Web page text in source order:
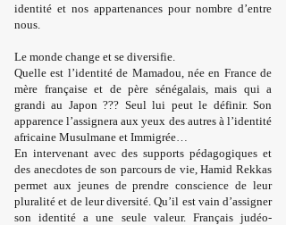
identité et nos appartenances pour nombre d’entre
nous.
Le monde change et se diversifie.
Quelle est l’identité de Mamadou, née en France de
mère française et de père ­sénégalais, mais qui a
grandi au Japon ??? Seul lui peut le définir. Son
apparence l’assignera aux yeux des autres à l’identité
africaine Musulmane et Immigrée…
En intervenant avec des supports pédagogiques et
des anecdotes de son parcours de vie, Hamid Rekkas
permet aux jeunes de prendre conscience de leur
pluralité et de leur diversité. Qu’il est vain d’assigner
son identité a une seule valeur. Français judéo-